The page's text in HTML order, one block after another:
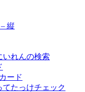
縦
いれんの検索
ード
てたっけチェック